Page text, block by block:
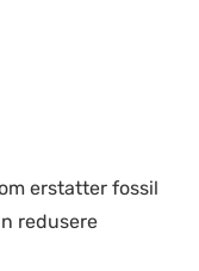
erstatter fossil
redusere